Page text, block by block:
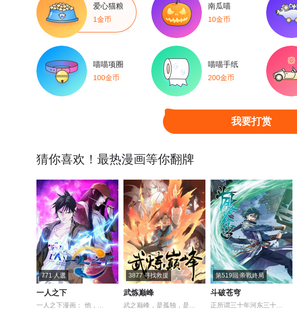
第23話 第22話 第21話
第18話
第8話 第6話
第1話
爱心猫粮
1金币
南瓜喵
10金币
喵喵项圈
100金币
喵喵手纸
200金币
我要打赏
猜你喜欢！最热漫画等你翻牌
771 人選
一人之下
一人之下漫画： 他，...
3877 寻找救援
武炼巅峰
武之巅峰，是孤独，是...
第519回 帝戰終局
斗破苍穹
正所谓三十年河东三十...